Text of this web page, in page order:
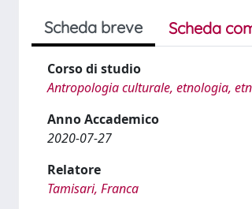
Scheda breve Scheda
Corso di studio
Antropologia culturale, etnologia,
Anno Accademico
2020-07-27
Relatore
Tamisari, Franca